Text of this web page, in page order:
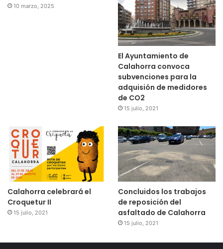
GRACIAS CRIANZA ROJILLA, VA POR VOSOTROS.
10 marzo, 2025
El Ayuntamiento de
Calahorra convoca
subvenciones para la
adquisión de medidores
de CO2
15 julio, 2021
Calahorra celebrará el
Croquetur II
15 julio, 2021
Concluidos los trabajos
de reposición del
asfaltado de Calahorra
15 julio, 2021